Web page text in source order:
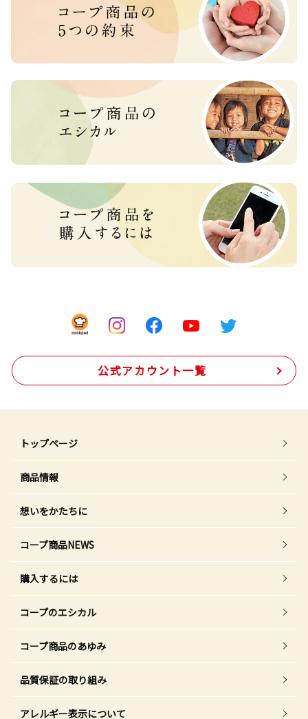
公式アカウント一覧
トップページ
商品情報
想いをかたちに
コープ商品NEWS
購入するには
コープのエシカル
コープ商品のあゆみ
品質保証の取り組み
アレルギー表示について